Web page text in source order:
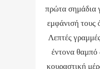
πρώτα σημάδια
εμφάνισή τους
Λεπτές
έντονα θαμπό
κουραστική